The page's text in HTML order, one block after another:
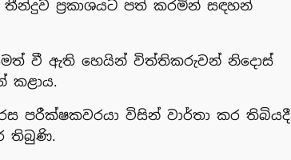
ප්‍රකාශයට පත් කරමින් සඳහන්
වී ඇති හෙයින් විත්තිකරුවන් නිදොස්
කළාය.
පරීක්ෂකවරයා විසින් වාර්තා කර තිබියදී
තිබුණි.